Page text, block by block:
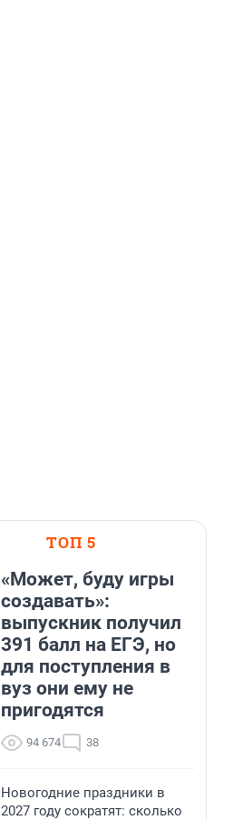
ТОП 5
«Может, буду игры
создавать»:
выпускник получил
391 балл на ЕГЭ, но
для поступления в
вуз они ему не
пригодятся
94 674 38
Новогодние праздники в
2027 году сократят: сколько